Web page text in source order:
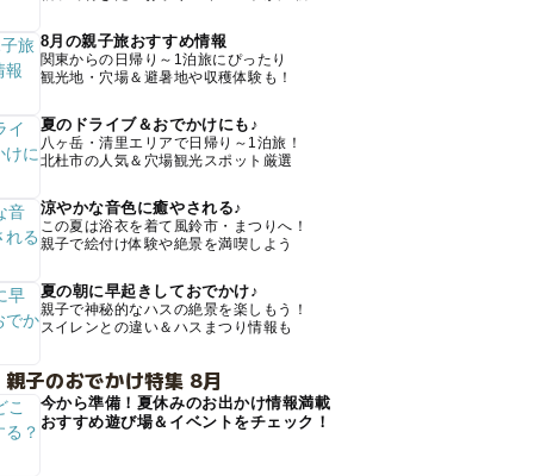
8月の親子旅おすすめ情報
関東からの日帰り～1泊旅にぴったり
観光地・穴場＆避暑地や収穫体験も！
夏のドライブ＆おでかけにも♪
八ヶ岳・清里エリアで日帰り～1泊旅！
北杜市の人気＆穴場観光スポット厳選
涼やかな音色に癒やされる♪
この夏は浴衣を着て風鈴市・まつりへ！
親子で絵付け体験や絶景を満喫しよう
夏の朝に早起きしておでかけ♪
親子で神秘的なハスの絶景を楽しもう！
スイレンとの違い＆ハスまつり情報も
子のおでかけ特集 8月
今から準備！夏休みのお出かけ情報満載
おすすめ遊び場＆イベントをチェック！